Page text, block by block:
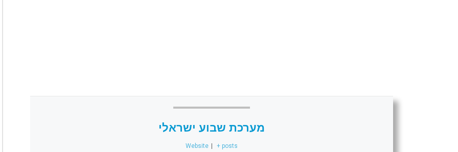
מערכת שבוע ישראלי
Website | + posts